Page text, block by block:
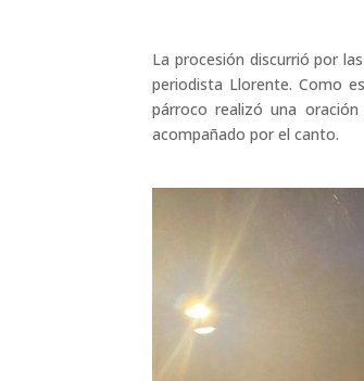
La procesión discurrió por
periodista Llorente. Como
párroco realizó una
acompañado por el canto.